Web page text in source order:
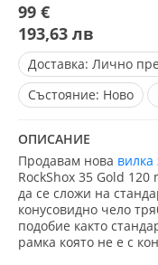
99 €
193,63 лв
Доставка: Лично
Състояние: Ново
ОПИСАНИЕ
Продавам нова вилка
RockShox 35 Gold
да се сложи на
конусовидно чело
подобие както
рамка която не е с